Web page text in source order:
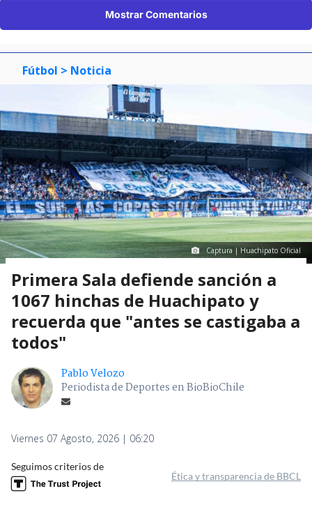
Mostrar Comentarios
Fútbol > Noticia
Captura | Huachipato Oficial
Primera Sala defiende sanción a
1067 hinchas de Huachipato y
recuerda que "antes se castigaba a
todos"
Pablo Velozo
Periodista de Deportes en BioBioChile
Viernes 07 Agosto, 2026 | 06:20
Seguimos criterios de
Ética y transparencia de BBCL